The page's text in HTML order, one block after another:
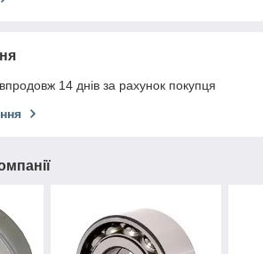
14 днів за рахунок покупця